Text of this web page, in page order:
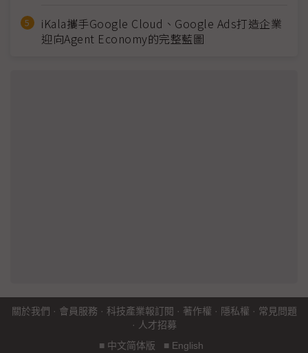
iKala攜手Google Cloud、Google Ads打造企業
迎向Agent Economy的完整藍圖
關於我們 · 會員服務 · 科技產業報訂閱 · 著作權 · 隱私權 · 常見問題
· 人才招募
■ 中文简体版 ■ English